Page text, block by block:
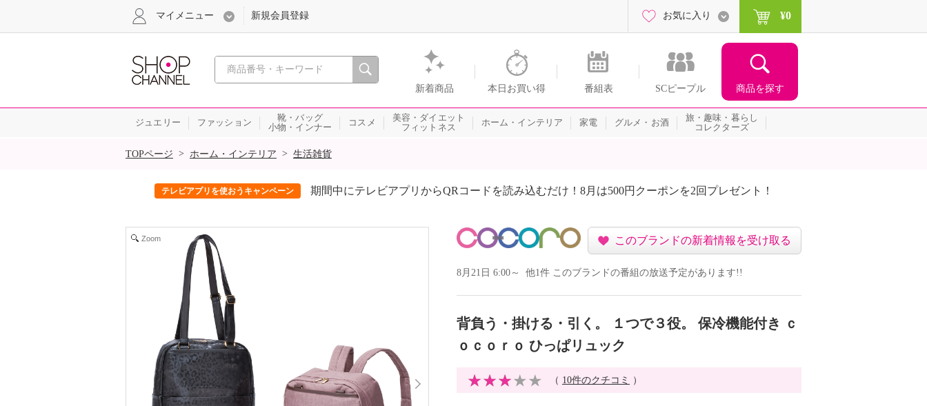
心おどる、瞬間を。通販・テレビショッピングのショップチャンネル
新着商品 本日お買い得 番組表 SCピープル 商品を探す
マイメニュー 新規会員登録 お気に入り ¥0
ジュエリー ファッション
靴・バッグ
小物・インナー
コスメ
美容・ダイエット
フィットネス
ホーム・インテリア 家電 グルメ・お酒
旅・趣味・暮らし
コレクターズ
SALE
TOPページ > ホーム・インテリア > 生活雑貨
テレビアプリを使おうキャンペーン 期間中にテレビアプリからQRコードを読み込むだけ！8月は500円クーポンを2回プレゼント！
Zoom このブランドの新着情報を受け取る
8月21日 6:00～ 他1件 このブランドの番組の放送予定があります!!
背負う・掛ける・引く。 １つで３役。 保冷機能付き ｃ
ｏｃｏｒｏ ひっぱリュック
（ 10件のクチコミ ）